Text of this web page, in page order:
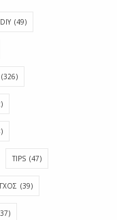
DIY (49)
(326)
TIPS (47)
(39)